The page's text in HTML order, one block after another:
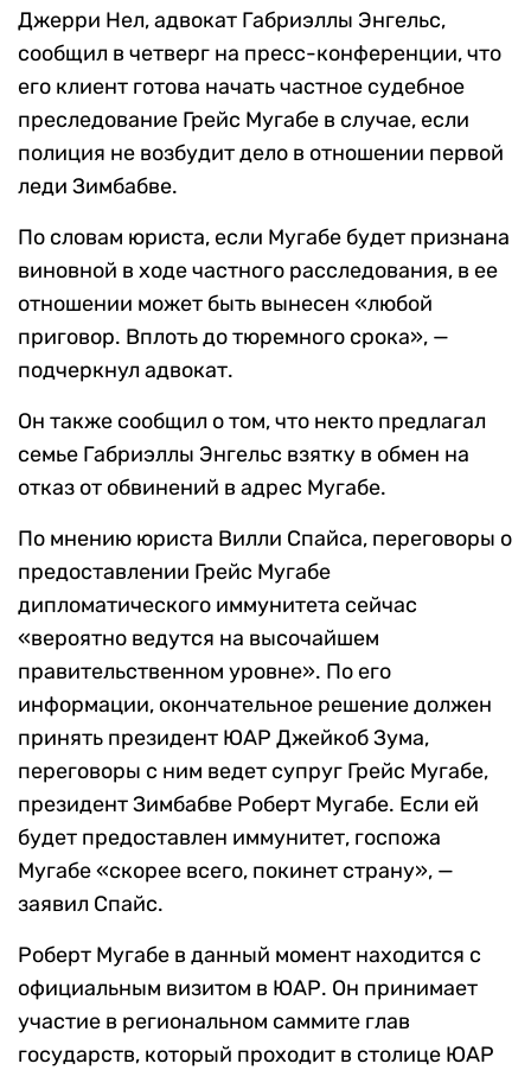
Джерри Нел, адвокат Габриэллы Энгельс,
сообщил в четверг на пресс-конференции, что
его клиент готова начать частное судебное
преследование Грейс Мугабе в случае, если
полиция не возбудит дело в отношении первой
леди Зимбабве.
По словам юриста, если Мугабе будет признана
виновной в ходе частного расследования, в ее
отношении может быть вынесен «любой
приговор. Вплоть до тюремного срока», —
подчеркнул адвокат.
Он также сообщил о том, что некто предлагал
семье Габриэллы Энгельс взятку в обмен на
отказ от обвинений в адрес Мугабе.
По мнению юриста Вилли Спайса, переговоры о
предоставлении Грейс Мугабе
дипломатического иммунитета сейчас
«вероятно ведутся на высочайшем
правительственном уровне». По его
информации, окончательное решение должен
принять президент ЮАР Джейкоб Зума,
переговоры с ним ведет супруг Грейс Мугабе,
президент Зимбабве Роберт Мугабе. Если ей
будет предоставлен иммунитет, госпожа
Мугабе «скорее всего, покинет страну», —
заявил Спайс.
Роберт Мугабе в данный момент находится с
официальным визитом в ЮАР. Он принимает
участие в региональном саммите глав
государств, который проходит в столице ЮАР